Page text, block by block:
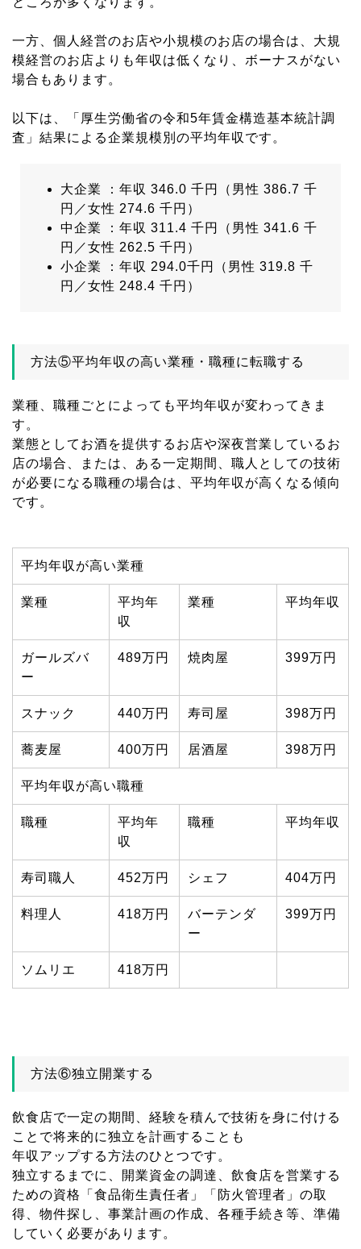
一方、個人経営のお店や小規模のお店の場合は、大規
模経営のお店よりも年収は低くなり、ボーナスがない
場合もあります。
以下は、「厚生労働省の令和5年賃金構造基本統計調
査」結果による企業規模別の平均年収です。
大企業 ：年収 346.0 千円（男性 386.7 千
円／女性 274.6 千円）
中企業 ：年収 311.4 千円（男性 341.6 千
円／女性 262.5 千円）
小企業 ：年収 294.0千円（男性 319.8 千
円／女性 248.4 千円）
方法⑤平均年収の高い業種・職種に転職する
業種、職種ごとによっても平均年収が変わってきま
す。
業態としてお酒を提供するお店や深夜営業しているお
店の場合、または、ある一定期間、職人としての技術
が必要になる職種の場合は、平均年収が高くなる傾向
です。
平均年収が高い業種
業種
平均年
収
業種 平均年収
ガールズバ
ー
489万円 焼肉屋 399万円
スナック 440万円 寿司屋 398万円
蕎麦屋 400万円 居酒屋 398万円
平均年収が高い職種
職種
平均年
収
職種 平均年収
寿司職人 452万円 シェフ 404万円
料理人 418万円
バーテンダ
ー
399万円
ソムリエ 418万円
方法⑥独立開業する
飲食店で一定の期間、経験を積んで技術を身に付ける
ことで将来的に独立を計画することも
年収アップする方法のひとつです。
独立するまでに、開業資金の調達、飲食店を営業する
ための資格「食品衛生責任者」「防火管理者」の取
得、物件探し、事業計画の作成、各種手続き等、準備
していく必要があります。